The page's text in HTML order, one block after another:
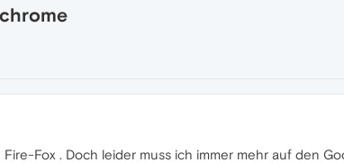
Fox . Doch leider muss ich immer mehr auf den